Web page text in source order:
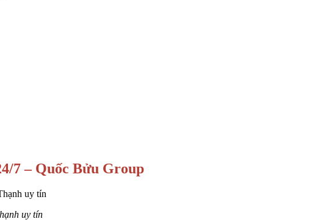
7 – Quốc Bửu Group
uy tín